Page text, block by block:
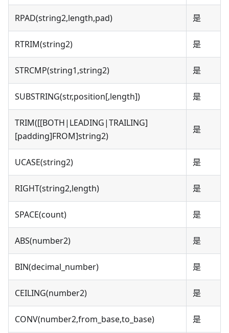
RPAD(string2,length,pad) 是
RTRIM(string2) 是
STRCMP(string1,string2) 是
SUBSTRING(str,position[,length]) 是
TRIM([[BOTH|LEADING|TRAILING]
[padding]FROM]string2)
是
UCASE(string2) 是
RIGHT(string2,length) 是
SPACE(count) 是
ABS(number2) 是
BIN(decimal_number) 是
CEILING(number2) 是
CONV(number2,from_base,to_base) 是